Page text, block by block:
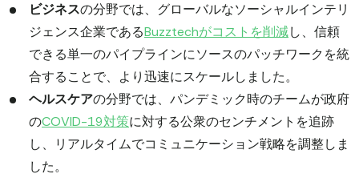
ビジネスの分野では、グローバルなソーシャルインテリ
ジェンス企業であるBuzztechがコストを削減し、信頼
できる単一のパイプラインにソースのパッチワークを統
合することで、より迅速にスケールしました。
ヘルスケアの分野では、パンデミック時のチームが政府
のCOVID-19対策に対する公衆のセンチメントを追跡
し、リアルタイムでコミュニケーション戦略を調整しま
した。